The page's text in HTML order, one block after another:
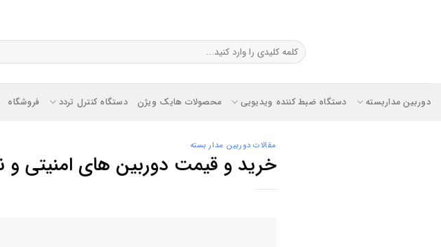
جستجو
برای:
دوربین مداربسته دستگاه ضبط کننده ویدیویی محصولات هایک ویژن دستگاه کنترل تردد فروشگاه
مقالات دوربین مدار بسته
خرید و قیمت دوربین های امنیتی و